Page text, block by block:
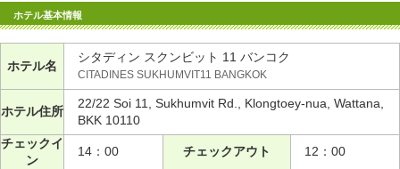
ホテル基本情報
ホテル名
シタディン スクンビット 11 バンコク
CITADINES SUKHUMVIT11 BANGKOK
ホテル住所
22/22 Soi 11, Sukhumvit Rd., Klongtoey-nua, Wattana,
BKK 10110
チェックイ
ン
14：00 チェックアウト 12：00